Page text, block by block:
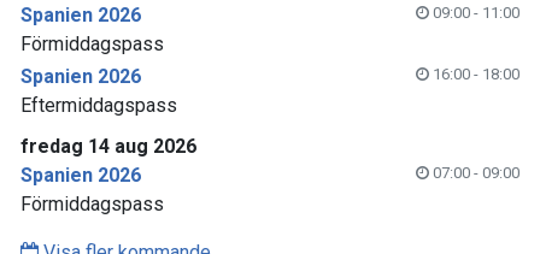
Spanien 2026
09:00 - 11:00
Förmiddagspass
Spanien 2026
16:00 - 18:00
Eftermiddagspass
fredag 14 aug 2026
Spanien 2026
07:00 - 09:00
Förmiddagspass